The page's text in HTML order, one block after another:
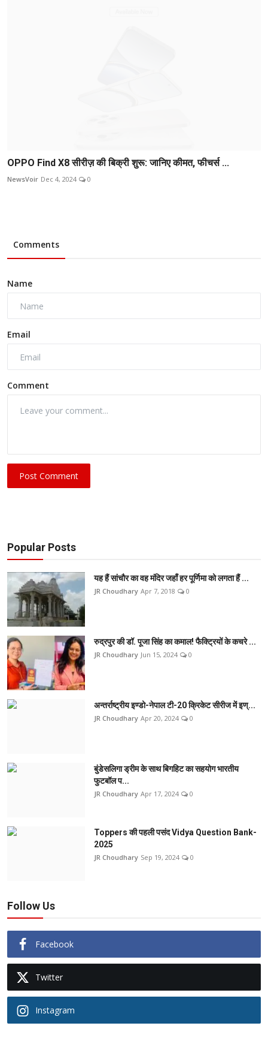
OPPO Find X8 सीरीज़ की बिक्री शुरू: जानिए कीमत, फीचर्स ...
NewsVoir Dec 4, 2024 0
Comments
Name
Email
Comment
Post Comment
Popular Posts
यह हैं सांचौर का वह मंदिर जहाँ हर पूर्णिमा को लगता हैं ...
JR Choudhary Apr 7, 2018 0
रुद्रपुर की डॉ. पूजा सिंह का कमाल! फैक्ट्रियों के कचरे ...
JR Choudhary Jun 15, 2024 0
अन्तर्राष्ट्रीय इण्डो-नेपाल टी-20 क्रिकेट सीरीज में इण्...
JR Choudhary Apr 20, 2024 0
बुंडेसलिगा ड्रीम के साथ बिगहिट का सहयोग भारतीय
फुटबॉल प...
JR Choudhary Apr 17, 2024 0
Toppers की पहली पसंद Vidya Question Bank-
2025
JR Choudhary Sep 19, 2024 0
Follow Us
Facebook
Twitter
Instagram